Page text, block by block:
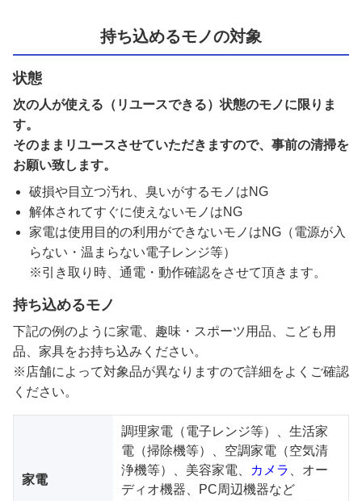
持ち込めるモノの対象
状態
次の人が使える（リユースできる）状態のモノに限りま
す。
そのままリユースさせていただきますので、事前の清掃を
お願い致します。
破損や目立つ汚れ、臭いがするモノはNG
解体されてすぐに使えないモノはNG
家電は使用目的の利用ができないモノはNG（電源が入
らない・温まらない電子レンジ等）
※引き取り時、通電・動作確認をさせて頂きます。
持ち込めるモノ
下記の例のように家電、趣味・スポーツ用品、こども用
品、家具をお持ち込みください。
※店舗によって対象品が異なりますので詳細をよくご確認
ください。
家電
調理家電（電子レンジ等）、生活家
電（掃除機等）、空調家電（空気清
浄機等）、美容家電、
カメラ
、オー
ディオ機器、PC周辺機器など